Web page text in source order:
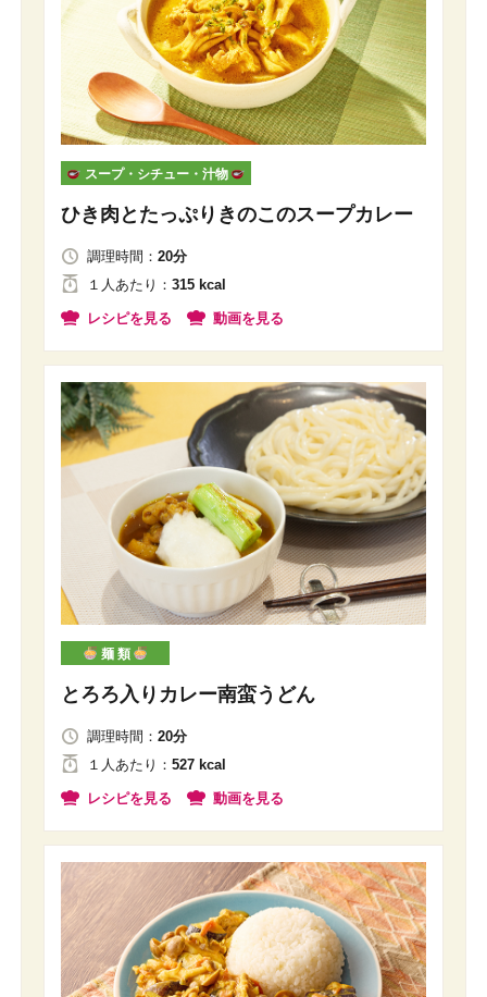
スープ・シチュー・汁物
ひき肉とたっぷりきのこのスープカレー
調理時間： 20分
１人あたり ： 315 kcal
レシピを見る 動画を見る
麺 類
とろろ入りカレー南蛮うどん
調理時間： 20分
１人 あたり ： 527 kcal
レシピを見る 動画を見る